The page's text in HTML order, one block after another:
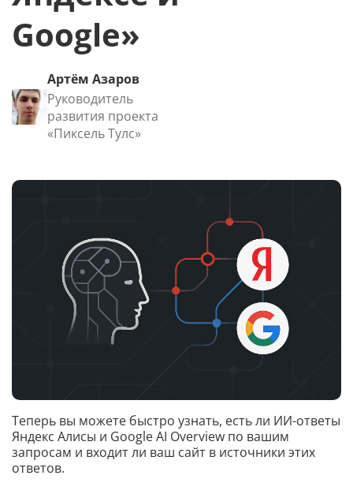
Google»
Артём Азаров
Руководитель
развития проекта
«Пиксель Тулс»
Теперь вы можете быстро узнать, есть ли ИИ-ответы
Яндекс Алисы и Google AI Overview по вашим
запросам и входит ли ваш сайт в источники этих
ответов.